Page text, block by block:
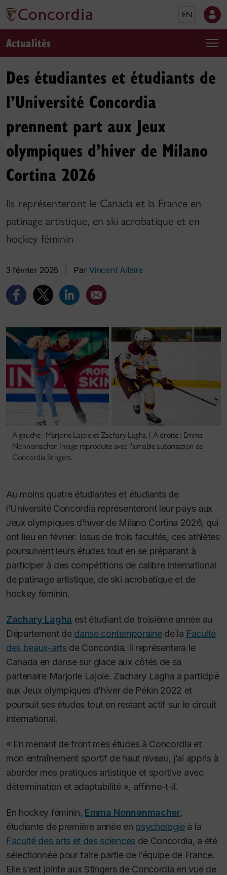
EN
Actualités
Des étudiantes et étudiants de
l’Université Concordia
prennent part aux Jeux
olympiques d’hiver de Milano
Cortina 2026
Ils représenteront le Canada et la France en
patinage artistique, en ski acrobatique et en
hockey féminin
3 février 2026 ParVincent Allaire
À gauche : Marjorie Lajoie et Zachary Lagha. | À droite : Emma
Nonnemacher. Image reproduite avec l'aimable autorisation de
Concordia Stingers.
Au moins quatre étudiantes et étudiants de
l’Université Concordia représenteront leur pays aux
Jeux olympiques d’hiver de Milano Cortina 2026, qui
ont lieu en février. Issus de trois facultés, ces athlètes
poursuivent leurs études tout en se préparant à
participer à des compétitions de calibre international
de patinage artistique, de ski acrobatique et de
hockey féminin.
Zachary Lagha est étudiant de troisième année au
Département de danse contemporainede la Faculté
des beaux-artsde Concordia. Il représentera le
Canada en danse sur glace aux côtés de sa
partenaire Marjorie Lajoie. Zachary Lagha a participé
aux Jeux olympiques d’hiver de Pékin 2022 et
poursuit ses études tout en restant actif sur le circuit
international.
« En menant de front mes études à Concordia et
mon entraînement sportif de haut niveau, j’ai appris à
aborder mes pratiques artistique et sportive avec
détermination et adaptabilité », affirme-t-il.
En hockey féminin, Emma Nonnenmacher,
étudiante de première année en psychologieà la
Faculté des arts et des sciencesde Concordia, a été
sélectionnée pour faire partie de l’équipe de France.
Elle s’est jointe aux Stingers de Concordia en vue de